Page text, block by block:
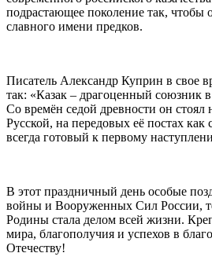
подрастающее поколение так,
славного имени предков.
Писатель Александр Куприн в свое
так: «Казак – драгоценный союзник
Со времён седой древности он стоял
Русской, на передовых её постах как
всегда готовый к первому
В этот праздничный день особые
войны и Вооруженных Сил России,
Родины стала делом всей жизни.
мира, благополучия и успехов в
Отечеству!